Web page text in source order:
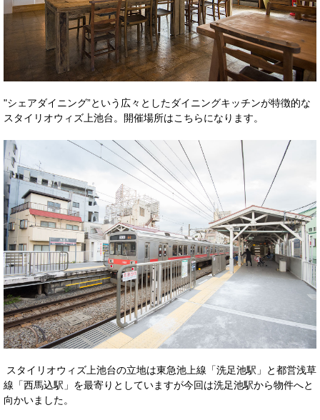
"シェアダイニング”という広々としたダイニングキッチンが特徴的な
スタイリオウィズ上池台。開催場所はこちらになります。
スタイリオウィズ上池台の立地は東急池上線「洗足池駅」と都営浅草
線「西馬込駅」を最寄りとしていますが今回は洗足池駅から物件へと
向かいました。